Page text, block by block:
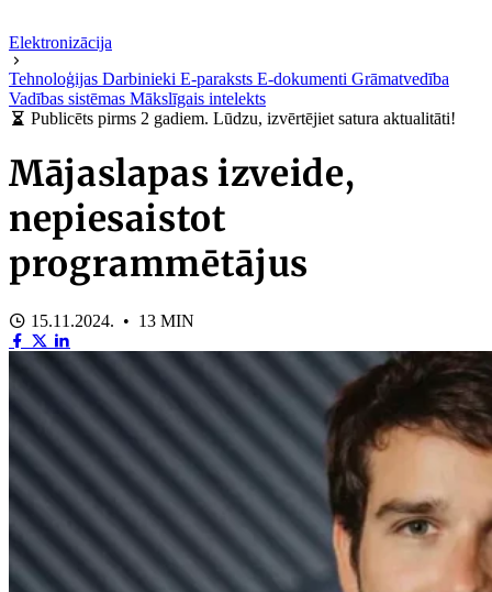
Elektronizācija
Tehnoloģijas Darbinieki E-paraksts E-dokumenti Grāmatvedība
Vadības sistēmas Mākslīgais intelekts
Publicēts pirms 2 gadiem. Lūdzu, izvērtējiet satura aktualitāti!
Mājaslapas izveide,
nepiesaistot
programmētājus
15.11.2024. • 13 MIN